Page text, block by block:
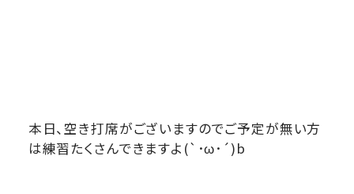
本日、空き打席がございますのでご予定が無い方
は練習たくさんできますよ(`･ω･´)b